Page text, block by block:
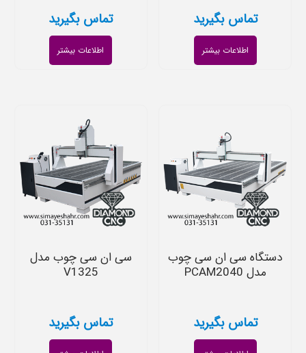
تماس بگیرید
اطلاعات بیشتر
تماس بگیرید
اطلاعات بیشتر
دستگاه سی ان سی چوب
مدل PCAM2040
تماس بگیرید
سی ان سی چوب مدل
V1325
تماس بگیرید